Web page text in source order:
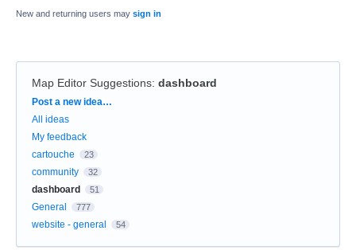
New and returning users may sign in
Map Editor Suggestions: dashboard
Categories
Post a new idea…
All ideas
My feedback
cartouche
23
community 32
dashboard 51
General 777
website - general 54